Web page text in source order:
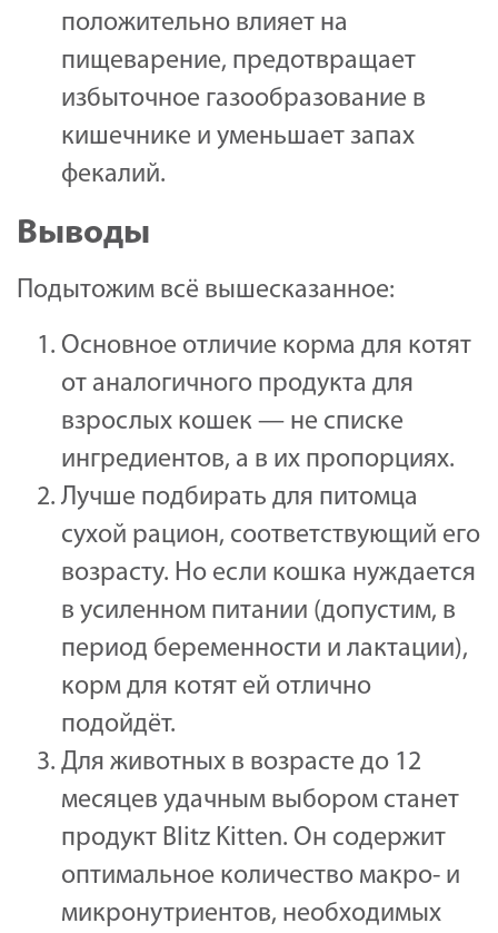
положительно влияет на
пищеварение, предотвращает
избыточное газообразование в
кишечнике и уменьшает запах
фекалий.
Выводы
Подытожим всё вышесказанное:
Основное отличие корма для котят
от аналогичного продукта для
взрослых кошек — не списке
ингредиентов, а в их пропорциях.
Лучше подбирать для питомца
сухой рацион, соответствующий его
возрасту. Но если кошка нуждается
в усиленном питании (допустим, в
период беременности и лактации),
корм для котят ей отлично
подойдёт.
Для животных в возрасте до 12
месяцев удачным выбором станет
продукт Blitz Kitten. Он содержит
оптимальное количество макро- и
микронутриентов, необходимых